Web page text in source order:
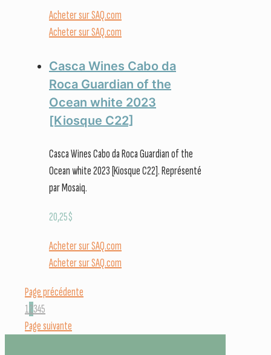
Acheter sur SAQ.com
Acheter sur SAQ.com
Casca Wines Cabo da
Roca Guardian of the
Ocean white 2023
[Kiosque C22]
Casca Wines Cabo da Roca Guardian of the
Ocean white 2023 [Kiosque C22]. Représenté
par Mosaiq.
20,25$
Acheter sur SAQ.com
Acheter sur SAQ.com
Page précédente
12345
Page suivante